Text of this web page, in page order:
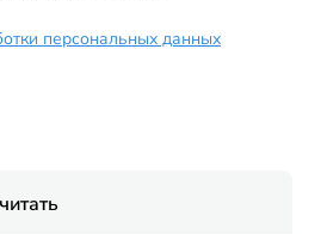
персональных данных